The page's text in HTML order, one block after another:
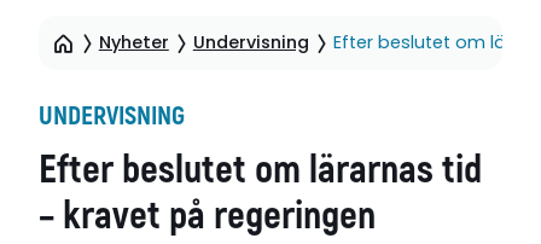
Nyheter Undervisning Efter beslutet om
UNDERVISNING
Efter beslutet om lärarnas tid
– kravet på regeringen